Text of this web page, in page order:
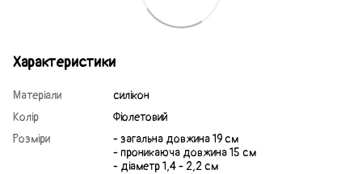
Характеристики
Матеріали
силікон
Колір
Фіолетовий
Розміри
- загальна довжина 19 см
- проникаюча довжина 15 см
- діаметр 1,4 - 2,2 см